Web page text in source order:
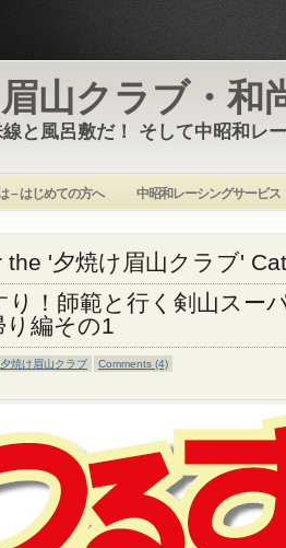
山クラブ・和
と風呂敷だ！ そして中昭和レ
– はじめての方へ 中昭和レーシングサービス
the '夕焼け眉山クラブ'
り！師範と行く剣山スー
り編その1
夕焼け眉山クラブ Comments (4)